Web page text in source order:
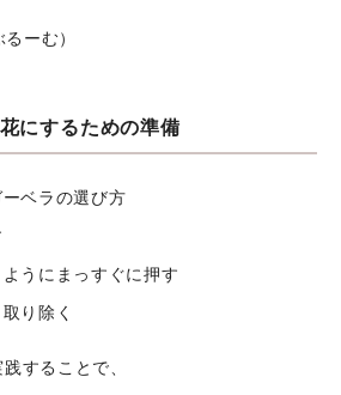
にするための準備
ベラの選び方
うにまっすぐに押す
り除く
することで、